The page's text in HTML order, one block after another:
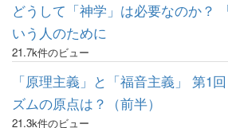
どうして「神学」は必要なのか？
いう人のために
21.7k件のビュー
「原理主義」と「福音主義」 第1
ズムの原点は？（前半）
21.3k件のビュー